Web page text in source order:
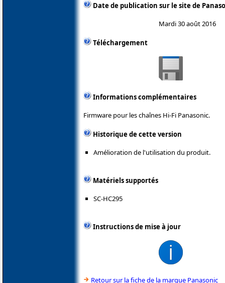
Date de publication sur le site de
Mardi 30 août 2016
Téléchargement
Informations complémentaires
Firmware pour les chaînes Hi-Fi Panasonic.
Historique de cette version
Amélioration de l'utilisation du produit.
Matériels supportés
SC-HC295
Instructions de mise à jour
Retour sur la fiche de la marque Panasonic